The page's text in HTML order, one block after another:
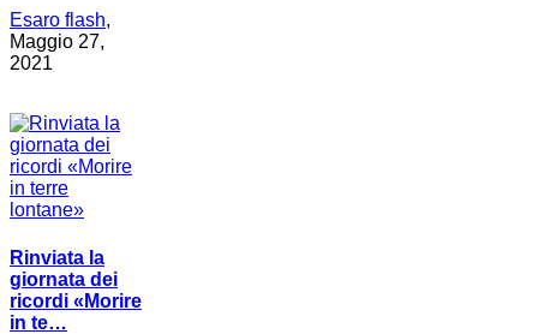
Esaro flash,
Maggio 27,
2021
Rinviata la
giornata dei
ricordi «Morire
in te…